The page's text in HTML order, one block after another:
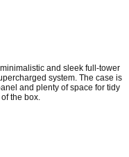
and sleek full-tower
system. The case is
and plenty of space for tidy
the box.